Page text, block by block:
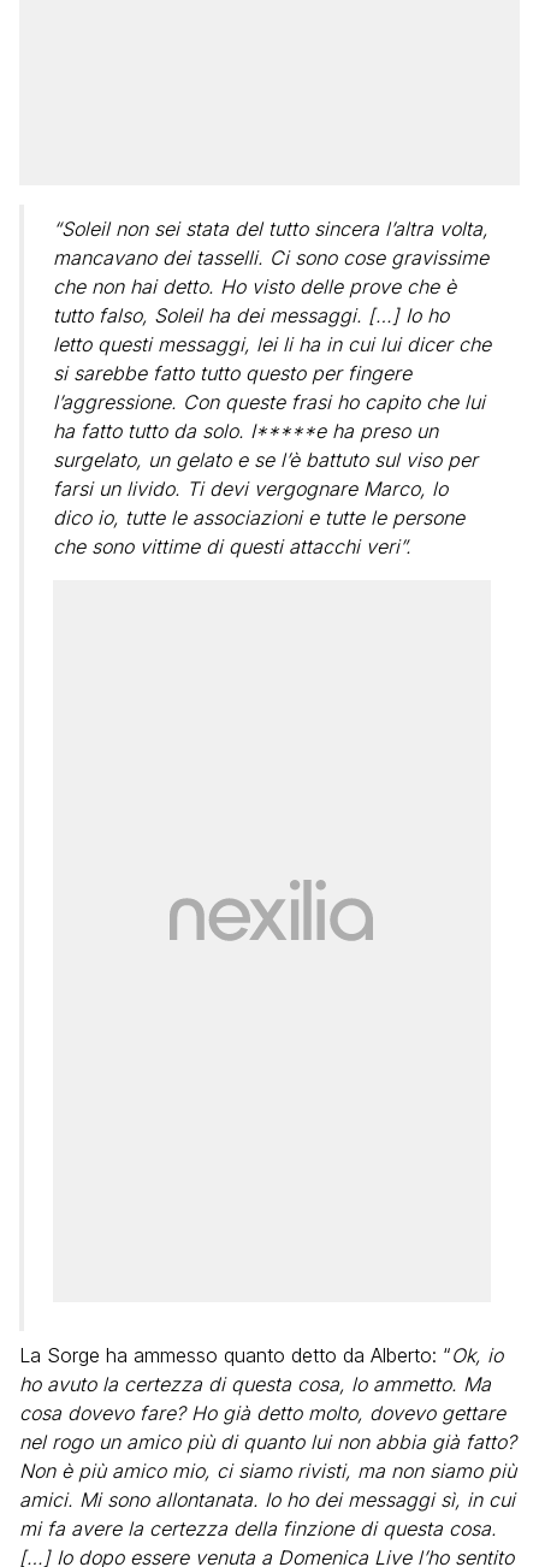
“Soleil non sei stata del tutto sincera l’altra volta,
mancavano dei tasselli. Ci sono cose gravissime
che non hai detto. Ho visto delle prove che è
tutto falso, Soleil ha dei messaggi. […] Io ho
letto questi messaggi, lei li ha in cui lui dicer che
si sarebbe fatto tutto questo per fingere
l’aggressione. Con queste frasi ho capito che lui
ha fatto tutto da solo. I*****e ha preso un
surgelato, un gelato e se l’è battuto sul viso per
farsi un livido. Ti devi vergognare Marco, lo
dico io, tutte le associazioni e tutte le persone
che sono vittime di questi attacchi veri”.
La Sorge ha ammesso quanto detto da Alberto: “Ok, io
ho avuto la certezza di questa cosa, lo ammetto. Ma
cosa dovevo fare? Ho già detto molto, dovevo gettare
nel rogo un amico più di quanto lui non abbia già fatto?
Non è più amico mio, ci siamo rivisti, ma non siamo più
amici. Mi sono allontanata. Io ho dei messaggi sì, in cui
mi fa avere la certezza della finzione di questa cosa.
[…] Io dopo essere venuta a Domenica Live l’ho sentito